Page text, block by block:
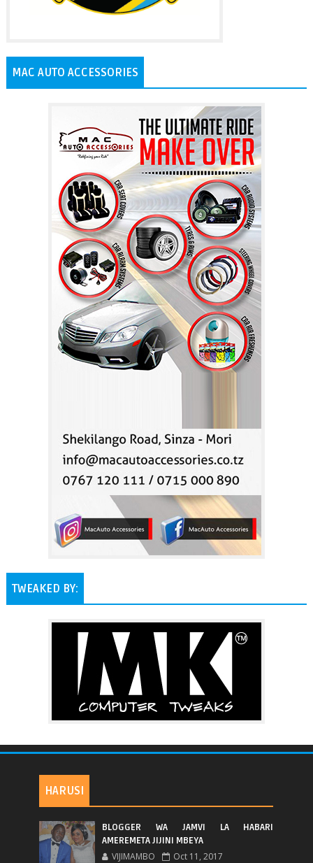
MAC AUTO ACCESSORIES
TWEAKED BY:
HARUSI
BLOGGER WA JAMVI LA HABARI
AMEREMETA JIJINI MBEYA
VIJIMAMBO Oct 11, 2017